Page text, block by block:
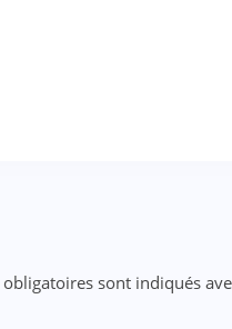
obligatoires sont indiqués